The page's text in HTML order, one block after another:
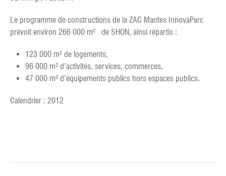
Le programme de constructions de la ZAC Mantes InnovaParc
prévoit environ 266 000 m² de SHON, ainsi répartis :
123 000 m² de logements,
96 000 m² d’activités, services, commerces,
47 000 m² d’équipements publics hors espaces publics.
Calendrier : 2012